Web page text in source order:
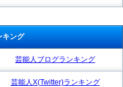
キング
芸能人ブログランキング
芸能人X(Twitter)ランキング